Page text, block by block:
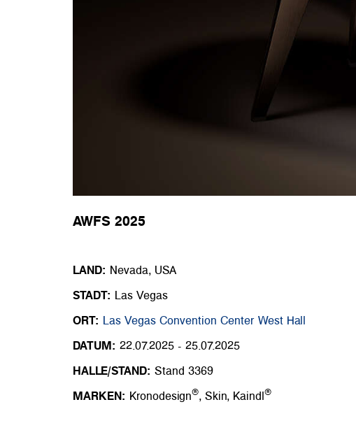
AWFS 2025
LAND: Nevada, USA
STADT: Las Vegas
ORT: Las Vegas Convention Center West Hall
DATUM: 22.07.2025 - 25.07.2025
HALLE/STAND: Stand 3369
MARKEN: Kronodesign®, Skin, Kaindl®